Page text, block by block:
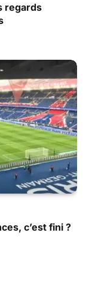
regards
c’est fini ?